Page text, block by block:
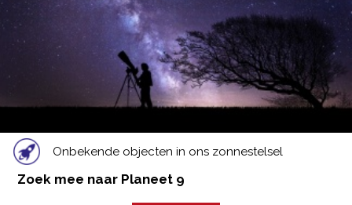
Onbekende objecten in ons zonnestelsel
Zoek mee naar Planeet 9